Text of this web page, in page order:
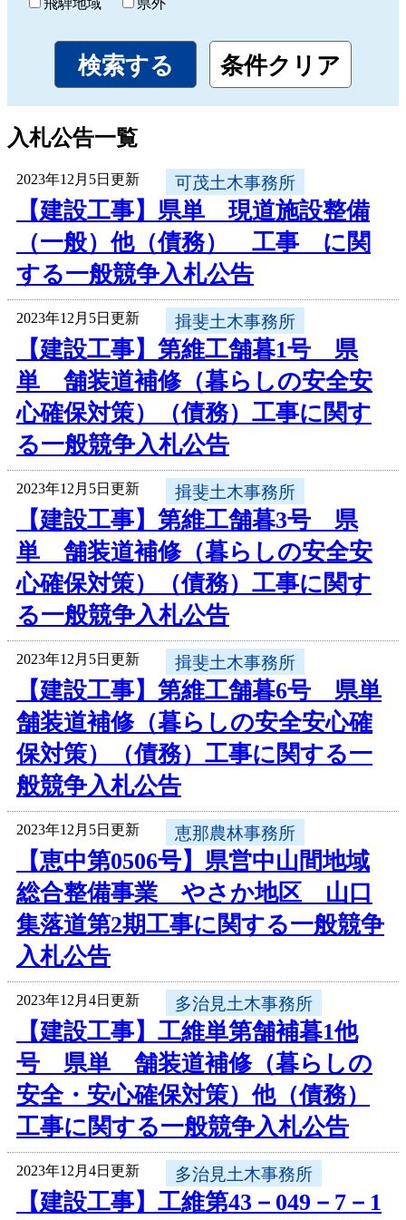
入札公告一覧
2023年12月5日更新 可茂土木事務所
【建設工事】県単 現道施設整備
（一般）他（債務） 工事 に関
する一般競争入札公告
2023年12月5日更新 揖斐土木事務所
【建設工事】第維工舗暮1号 県
単 舗装道補修（暮らしの安全安
心確保対策）（債務）工事に関す
る一般競争入札公告
2023年12月5日更新 揖斐土木事務所
【建設工事】第維工舗暮3号 県
単 舗装道補修（暮らしの安全安
心確保対策）（債務）工事に関す
る一般競争入札公告
2023年12月5日更新 揖斐土木事務所
【建設工事】第維工舗暮6号 県単
舗装道補修（暮らしの安全安心確
保対策）（債務）工事に関する一
般競争入札公告
2023年12月5日更新 恵那農林事務所
【恵中第0506号】県営中山間地域
総合整備事業 やさか地区 山口
集落道第2期工事に関する一般競争
入札公告
2023年12月4日更新 多治見土木事務所
【建設工事】工維単第舗補暮1他
号 県単 舗装道補修（暮らしの
安全・安心確保対策）他（債務）
工事に関する一般競争入札公告
2023年12月4日更新 多治見土木事務所
【建設工事】工維第43－049－7－1